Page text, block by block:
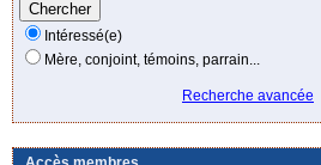
Intéressé(e)
Mère, conjoint, témoins, parrain...
Recherche avancée